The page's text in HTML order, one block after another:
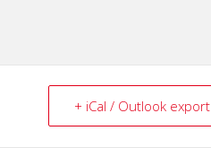
+ iCal / Outlook export